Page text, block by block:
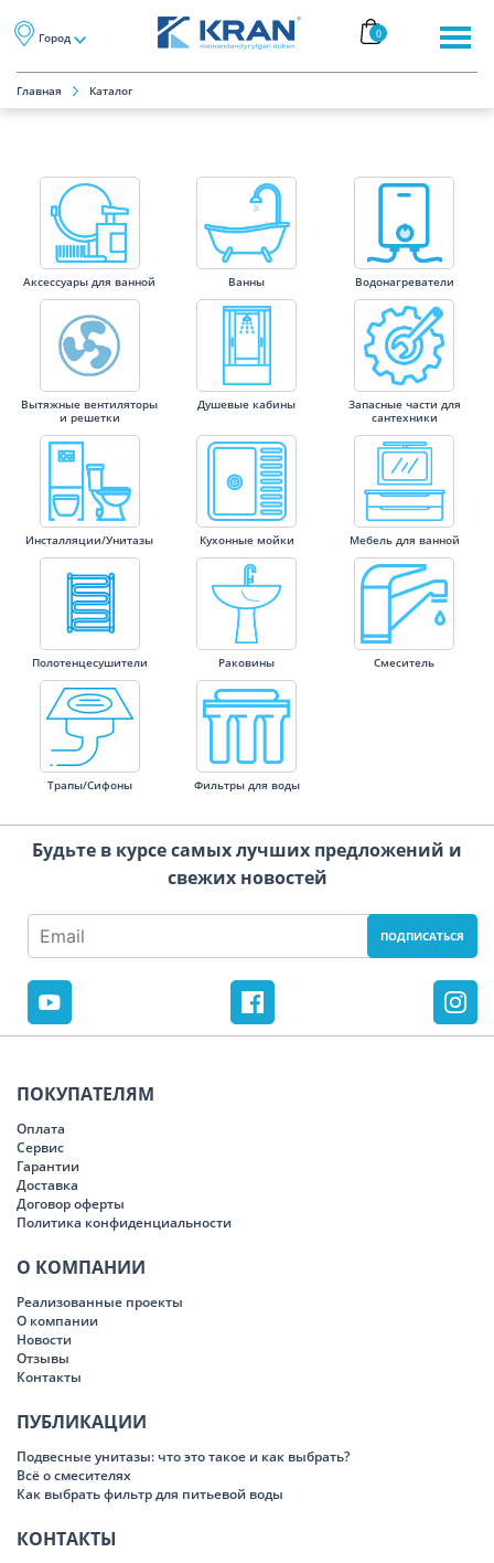
Город 0
Главная Каталог
Аксессуары для ванной Ванны Водонагреватели
Вытяжные вентиляторы
и решетки
Душевые кабины
Запасные части для
сантехники
Инсталляции/Унитазы Кухонные мойки Мебель для ванной
Полотенцесушители Раковины Смеситель
Трапы/Cифоны Фильтры для воды
Будьте в курсе самых лучших предложений и
свежих новостей
ПОКУПАТЕЛЯМ
Оплата
Сервис
Гарантии
Доставка
Договор оферты
Политика конфиденциальности
О КОМПАНИИ
Реализованные проекты
О компании
Новости
Отзывы
Контакты
ПУБЛИКАЦИИ
Подвесные унитазы: что это такое и как выбрать?
Всё о смесителях
Как выбрать фильтр для питьевой воды
КОНТАКТЫ